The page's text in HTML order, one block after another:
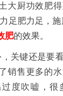
大厨功效肥
足肥力足，
肥的效果。
关键还是要
销售更多的
度吹嘘，很